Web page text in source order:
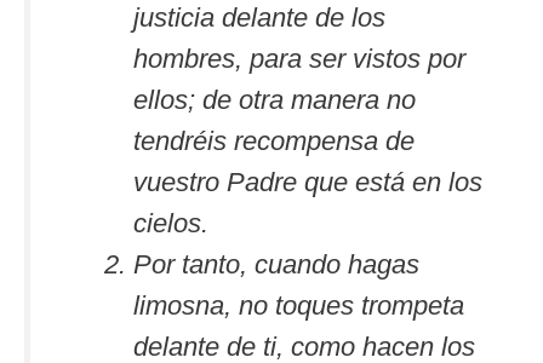
justicia delante de los
hombres, para ser vistos por
ellos; de otra manera no
tendréis recompensa de
vuestro Padre que está en los
cielos.
Por tanto, cuando hagas
limosna, no toques trompeta
delante de ti, como hacen los